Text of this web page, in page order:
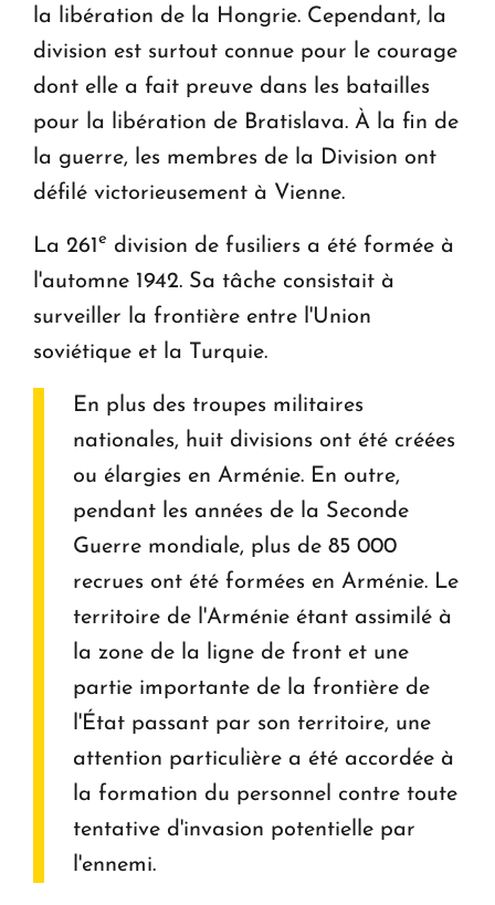
la libération de la Hongrie. Cependant, la
division est surtout connue pour le courage
dont elle a fait preuve dans les batailles
pour la libération de Bratislava. À la fin de
la guerre, les membres de la Division ont
défilé victorieusement à Vienne.
La 261 e division de fusiliers a été formée à
l'automne 1942. Sa tâche consistait à
surveiller la frontière entre l'Union
soviétique et la Turquie.
En plus des troupes militaires
nationales, huit divisions ont été créées
ou élargies en Arménie. En outre,
pendant les années de la Seconde
Guerre mondiale, plus de 85 000
recrues ont été formées en Arménie. Le
territoire de l'Arménie étant assimilé à
la zone de la ligne de front et une
partie importante de la frontière de
l'État passant par son territoire, une
attention particulière a été accordée à
la formation du personnel contre toute
tentative d'invasion potentielle par
l'ennemi.